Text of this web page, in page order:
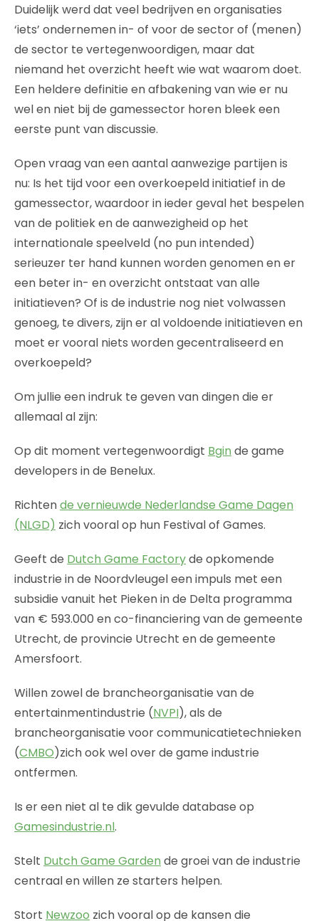
Duidelijk werd dat veel bedrijven en organisaties
‘iets’ ondernemen in- of voor de sector of (menen)
de sector te vertegenwoordigen, maar dat
niemand het overzicht heeft wie wat waarom doet.
Een heldere definitie en afbakening van wie er nu
wel en niet bij de gamessector horen bleek een
eerste punt van discussie.
Open vraag van een aantal aanwezige partijen is
nu: Is het tijd voor een overkoepeld initiatief in de
gamessector, waardoor in ieder geval het bespelen
van de politiek en de aanwezigheid op het
internationale speelveld (no pun intended)
serieuzer ter hand kunnen worden genomen en er
een beter in- en overzicht ontstaat van alle
initiatieven? Of is de industrie nog niet volwassen
genoeg, te divers, zijn er al voldoende initiatieven en
moet er vooral niets worden gecentraliseerd en
overkoepeld?
Om jullie een indruk te geven van dingen die er
allemaal al zijn:
Op dit moment vertegenwoordigt Bgin de game
developers in de Benelux.
Richtende vernieuwde Nederlandse Game Dagen
(NLGD) zich vooral op hun Festival of Games.
Geeft de Dutch Game Factoryde opkomende
industrie in de Noordvleugel een impuls met een
subsidie vanuit het Pieken in de Delta programma
van € 593.000 en co-financiering van de gemeente
Utrecht, de provincie Utrecht en de gemeente
Amersfoort.
Willen zowel de brancheorganisatie van de
entertainmentindustrie (NVPI), als de
brancheorganisatie voor communicatietechnieken
(CMBO)zich ook wel over de game industrie
ontfermen.
Is er een niet al te dik gevulde database op
Gamesindustrie.nl.
Stelt Dutch Game Garden de groei van de industrie
centraal en willen ze starters helpen.
Stort Newzoo zich vooral op de kansen die